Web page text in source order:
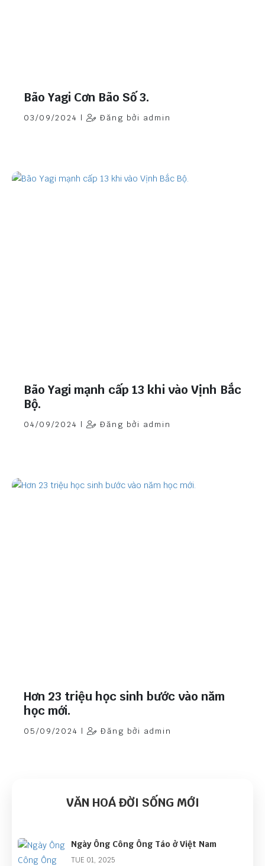
Bão Yagi Cơn Bão Số 3.
03/09/2024 | Đăng bởi admin
Bão Yagi mạnh cấp 13 khi vào Vịnh Bắc
Bộ.
04/09/2024 | Đăng bởi admin
Hơn 23 triệu học sinh bước vào năm
học mới.
05/09/2024 | Đăng bởi admin
VĂN HOÁ ĐỜI SỐNG MỚI
Ngày Ông Công Ông Táo ở Việt Nam
TUE 01, 2025